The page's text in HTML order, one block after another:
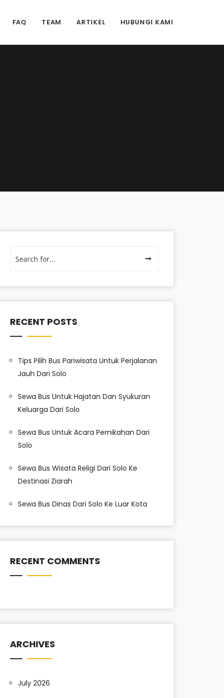
FAQ TEAM ARTIKEL HUBUNGI KAMI
RECENT POSTS
Tips Pilih Bus Pariwisata Untuk Perjalanan
Jauh Dari Solo
Sewa Bus Untuk Hajatan Dan Syukuran
Keluarga Dari Solo
Sewa Bus Untuk Acara Pernikahan Dari
Solo
Sewa Bus Wisata Religi Dari Solo Ke
Destinasi Ziarah
Sewa Bus Dinas Dari Solo Ke Luar Kota
RECENT COMMENTS
ARCHIVES
July 2026